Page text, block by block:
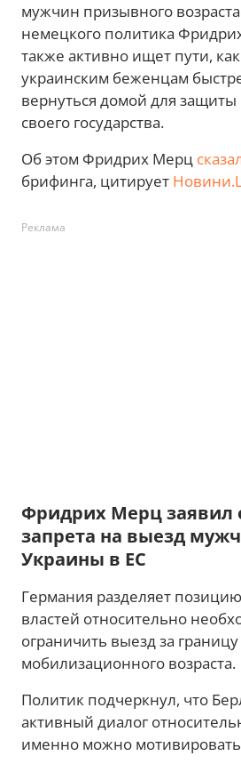
мужчин призывного
немецкого политика
также активно ищет пути,
украинским беженцам
вернуться домой для защиты
своего государства.
Об этом Фридрих Мерц
брифинга, цитирует
Реклама
Фридрих Мерц заявил
запрета на выезд
Украины в ЕС
Германия разделяет
властей относительно
ограничить выезд за
мобилизационного возраста.
Политик подчеркнул, что
активный диалог
именно можно